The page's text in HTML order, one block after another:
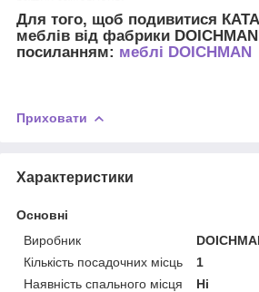
Для того, щоб подивитися
меблів від фабрики DOICHMAN
посиланням: меблі DOICHMAN
Приховати
Характеристики
Основні
Виробник
Кількість посадочних місць
1
Наявність спального місця
Ні